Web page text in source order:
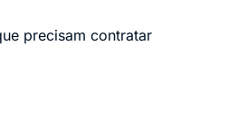
precisam contratar